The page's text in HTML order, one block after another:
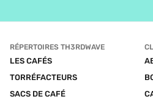
RÉPERTOIRES TH3RDWAVE
LES CAFÉS
TORRÉFACTEURS
SACS DE CAFÉ